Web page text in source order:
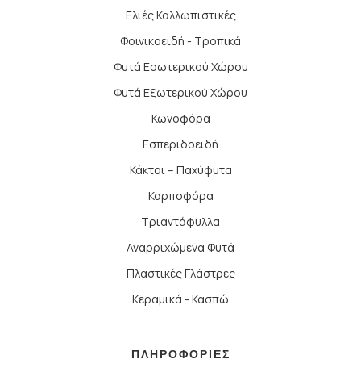
Ελιές Καλλωπιστικές
Φοινικοειδή - Τροπικά
Φυτά Εσωτερικού Χώρου
Φυτά Εξωτερικού Χώρου
Κωνοφόρα
Εσπεριδοειδή
Κάκτοι – Παχύφυτα
Καρποφόρα
Τριαντάφυλλα
Αναρριχώμενα Φυτά
Πλαστικές Γλάστρες
Κεραμικά - Κασπώ
ΠΛΗΡΟΦΟΡΙΕΣ